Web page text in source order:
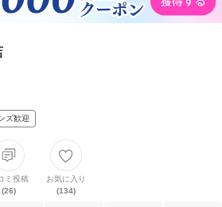
ズ歓迎
ミ投稿
(26)
お気に入り
(134)